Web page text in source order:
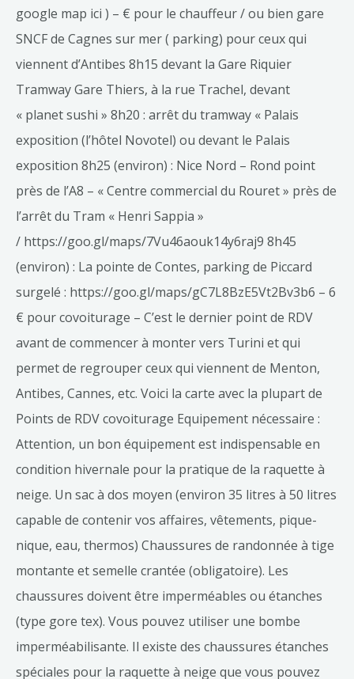
google map ici ) – € pour le chauffeur / ou bien gare
SNCF de Cagnes sur mer ( parking) pour ceux qui
viennent d’Antibes 8h15 devant la Gare Riquier
Tramway Gare Thiers, à la rue Trachel, devant
« planet sushi » 8h20 : arrêt du tramway « Palais
exposition (l’hôtel Novotel) ou devant le Palais
exposition 8h25 (environ) : Nice Nord – Rond point
près de l’A8 – « Centre commercial du Rouret » près de
l’arrêt du Tram « Henri Sappia »
/ https://goo.gl/maps/7Vu46aouk14y6raj9 8h45
(environ) : La pointe de Contes, parking de Piccard
surgelé : https://goo.gl/maps/gC7L8BzE5Vt2Bv3b6 – 6
€ pour covoiturage – C’est le dernier point de RDV
avant de commencer à monter vers Turini et qui
permet de regrouper ceux qui viennent de Menton,
Antibes, Cannes, etc. Voici la carte avec la plupart de
Points de RDV covoiturage Equipement nécessaire :
Attention, un bon équipement est indispensable en
condition hivernale pour la pratique de la raquette à
neige. Un sac à dos moyen (environ 35 litres à 50 litres
capable de contenir vos affaires, vêtements, pique-
nique, eau, thermos) Chaussures de randonnée à tige
montante et semelle crantée (obligatoire). Les
chaussures doivent être imperméables ou étanches
(type gore tex). Vous pouvez utiliser une bombe
imperméabilisante. Il existe des chaussures étanches
spéciales pour la raquette à neige que vous pouvez